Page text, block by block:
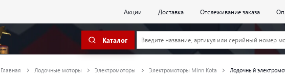
Акции Доставка Отслеживание заказа
Каталог
Главная Лодочные моторы Электромоторы Электромоторы Minn Kota Лодочный